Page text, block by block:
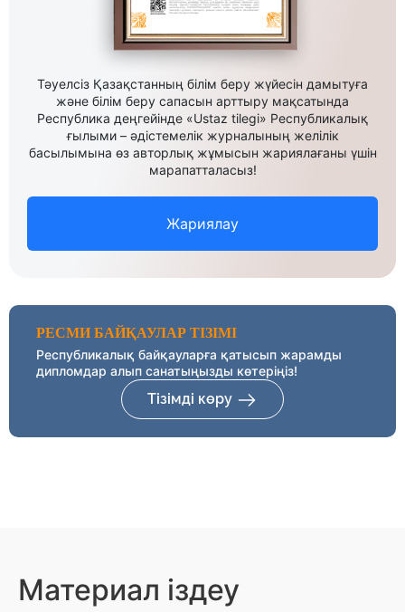
Тәуелсіз Қазақстанның білім беру жүйесін дамытуға
және білім беру сапасын арттыру мақсатында
Республика деңгейінде «Ustaz tilegi» Республикалық
ғылыми – әдістемелік журналының желілік
басылымына өз авторлық жұмысын жариялағаны үшін
марапатталасыз!
Жариялау
РЕСМИ БАЙҚАУЛАР ТІЗІМІ
Республикалық байқауларға қатысып жарамды
дипломдар алып санатыңызды көтеріңіз!
Тізімді көру
Материал іздеу